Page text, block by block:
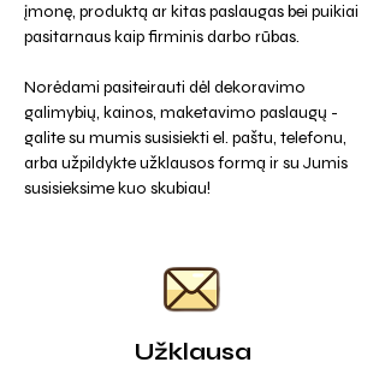
įmonę, produktą ar kitas paslaugas bei puikiai
pasitarnaus kaip firminis darbo rūbas.
Norėdami pasiteirauti dėl dekoravimo
galimybių, kainos, maketavimo paslaugų -
galite su mumis susisiekti el. paštu, telefonu,
arba užpildykte užklausos formą ir su Jumis
susisieksime kuo skubiau!
Užklausa